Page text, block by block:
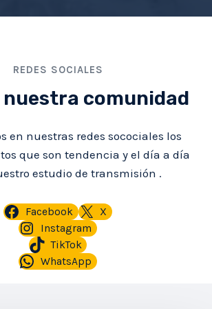
REDES SOCIALES
nuestra comunidad
en nuestras redes socociales los
que son tendencia y el día a día
estudio de transmisión .
Facebook
X
Instagram
TikTok
WhatsApp